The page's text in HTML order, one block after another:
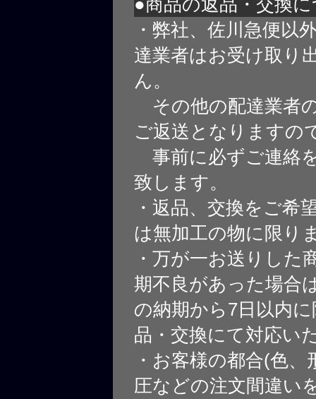
・弊社、佐川急便以
達業者はお受け取り
ん。
その他の配達業者
ご返送となりますの
事前に必ずご連絡
致します。
・返品、交換をご希
は無加工の物に限り
・万が一お送りした
期不良があった場合
の納期から7日以内
品・交換にて対応い
・お客様の都合(色、
圧などの注文間違い